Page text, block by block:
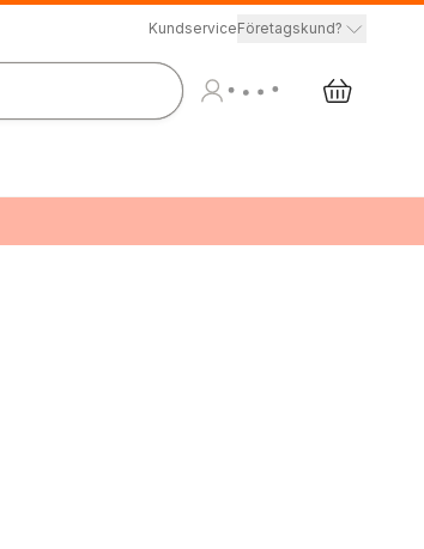
KundserviceFöretagskund?